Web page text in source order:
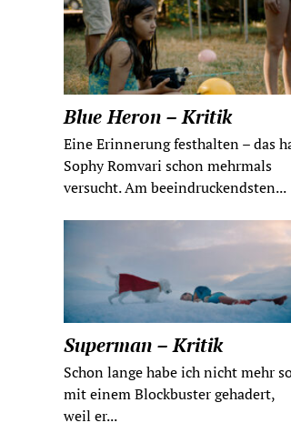
Blue Heron – Kritik
Eine Erinnerung festhalten – das
Sophy Romvari schon mehrmals
versucht. Am beeindruckendsten...
Superman – Kritik
Schon lange habe ich nicht mehr
mit einem Blockbuster gehadert,
weil er...